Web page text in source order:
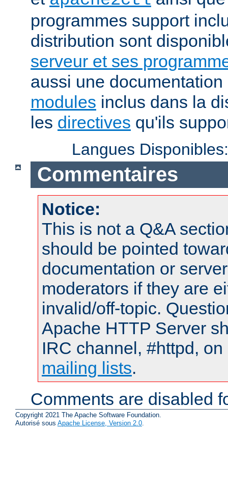
programmes support
distribution sont
serveur et ses
aussi une
modules inclus dans la
les directives qu'ils
Langues
Commentaires
Notice:
This is not a Q&A
should be pointed
documentation or
moderators if they are
invalid/off-topic.
Apache HTTP Server
IRC channel, #httpd,
mailing lists.
Comments are disabled
Copyright 2021 The Apache Software Foundation.
Autorisé sous Apache License, Version 2.0